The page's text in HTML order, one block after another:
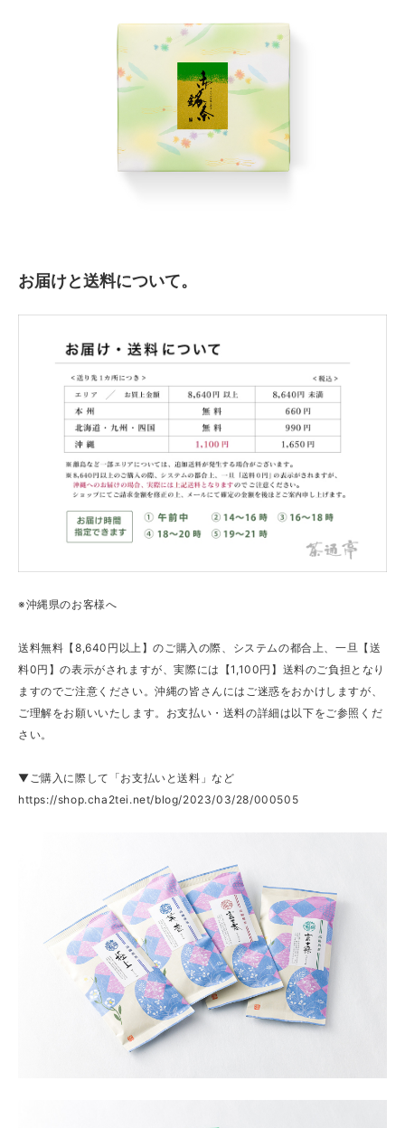
お届けと送料について。
※沖縄県のお客様へ
送料無料【8,640円以上】のご購入の際、システムの都合上、一旦【送
料0円】の表示がされますが、実際には【1,100円】送料のご負担となり
ますのでご注意ください。沖縄の皆さんにはご迷惑をおかけしますが、
ご理解をお願いいたします。お支払い・送料の詳細は以下をご参照くだ
さい。
▼ご購入に際して「お支払いと送料」など
https://shop.cha2tei.net/blog/2023/03/28/000505